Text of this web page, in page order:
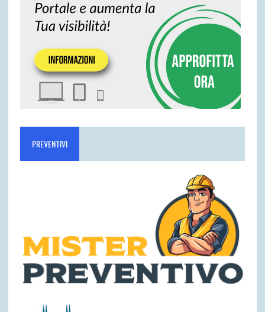
PREVENTIVI